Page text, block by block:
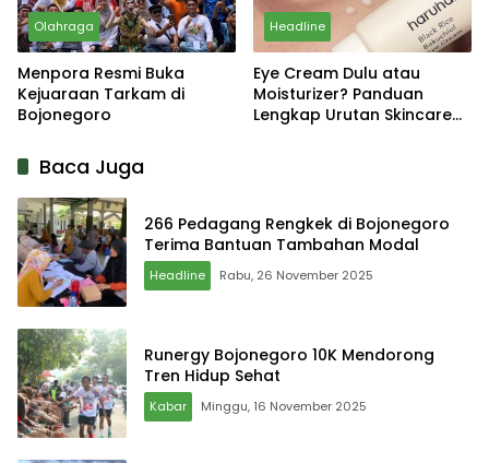
Olahraga
Menpora Resmi Buka
Kejuaraan Tarkam di
Bojonegoro
Headline
Eye Cream Dulu atau
Moisturizer? Panduan
Lengkap Urutan Skincare
Baca Juga
266 Pedagang Rengkek di Bojonegoro
Terima Bantuan Tambahan Modal
Headline Rabu, 26 November 2025
Runergy Bojonegoro 10K Mendorong
Tren Hidup Sehat
Kabar Minggu, 16 November 2025